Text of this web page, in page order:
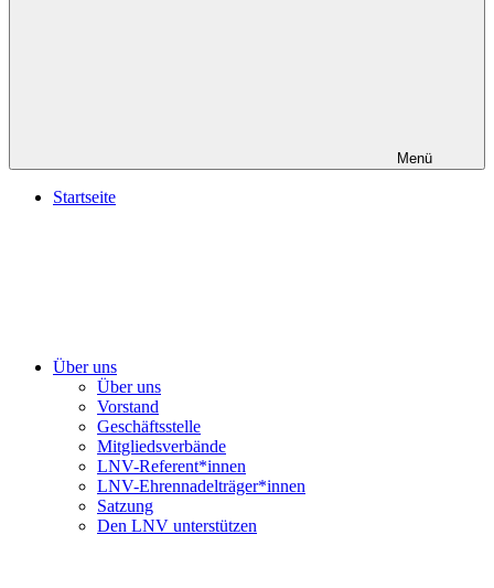
Menü
Startseite
Über uns
Über uns
Vorstand
Geschäftsstelle
Mitgliedsverbände
LNV-Referent*innen
LNV-Ehrennadelträger*innen
Satzung
Den LNV unterstützen